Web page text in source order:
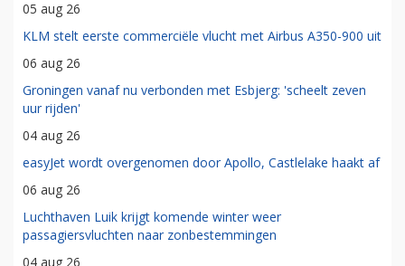
05 aug 26
KLM stelt eerste commerciële vlucht met Airbus A350-900 uit
06 aug 26
Groningen vanaf nu verbonden met Esbjerg: 'scheelt zeven
uur rijden'
04 aug 26
easyJet wordt overgenomen door Apollo, Castlelake haakt af
06 aug 26
Luchthaven Luik krijgt komende winter weer
passagiersvluchten naar zonbestemmingen
04 aug 26